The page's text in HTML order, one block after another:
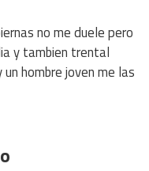
no me duele pero
y tambien trental
hombre joven me las